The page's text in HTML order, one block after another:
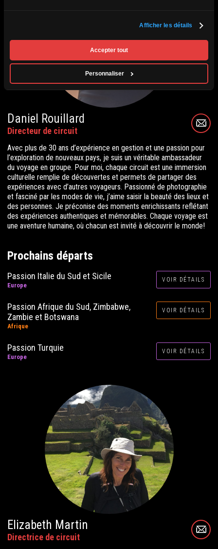
Afficher les détails
Accepter tout
Personnaliser
Daniel Rouillard
Directeur de circuit
Avec plus de 30 ans d’expérience en gestion et une passion pour
l’exploration de nouveaux pays, je suis un véritable ambassadeur
du voyage en groupe. Pour moi, chaque circuit est une immersion
culturelle remplie de découvertes et permets de partager des
expériences avec d’autres voyageurs. Passionné de photographie
et fasciné par les modes de vie, j’aime saisir la beauté des lieux et
des personnes. Je préconise des moments enrichissants reflétant
des expériences authentiques et mémorables. Chaque voyage est
une aventure humaine, où chacun est invité à découvrir le monde!
Prochains départs
Passion Italie du Sud et Sicile
Europe
VOIR DÉTAILS
Passion Afrique du Sud, Zimbabwe,
Zambie et Botswana
Afrique
VOIR DÉTAILS
Passion Turquie
Europe
VOIR DÉTAILS
Elizabeth Martin
Directrice de circuit